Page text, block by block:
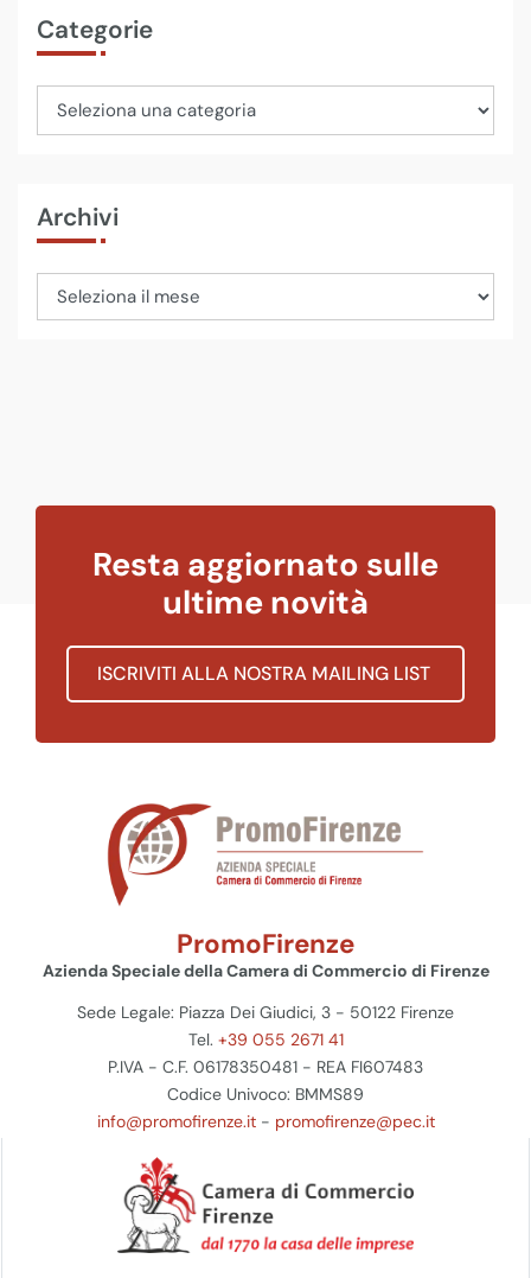
Categorie
Archivi
Resta aggiornato sulle
ultime novità
ISCRIVITI ALLA NOSTRA MAILING LIST
PromoFirenze
Azienda Speciale della Camera di Commercio di Firenze
Sede Legale: Piazza Dei Giudici, 3 - 50122 Firenze
Tel. +39 055 2671 41
P.IVA - C.F. 06178350481 - REA FI607483
Codice Univoco: BMMS89
info@promofirenze.it- promofirenze@pec.it